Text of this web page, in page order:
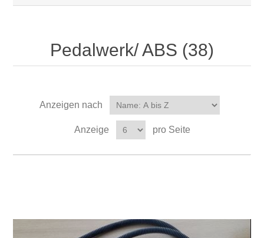
Pedalwerk/ ABS (38)
Anzeigen nach
Anzeige pro Seite